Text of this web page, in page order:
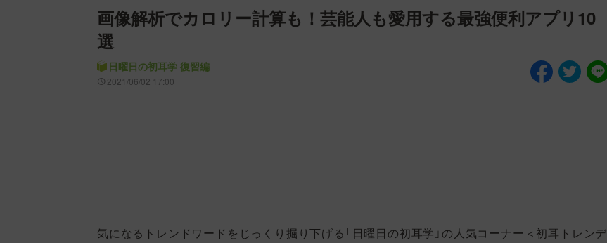
画像解析でカロリー計算も！芸能人も愛用する最強便利アプリ10
選
日曜日の初耳学 復習編
2021/06/02 17:00
気になるトレンドワードをじっくり掘り下げる「日曜日の初耳学」の人気コーナー＜初耳トレンデ